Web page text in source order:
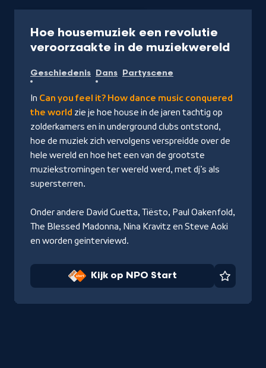
Hoe housemuziek een revolutie
veroorzaakte in de muziekwereld-
NPO
Geschiedenis Dans Partyscene
In Can you feel it? How dance music conquered
the world zie je hoe house in de jaren tachtig op
zolderkamers en in underground clubs ontstond,
hoe de muziek zich vervolgens verspreidde over de
hele wereld en hoe het een van de grootste
muziekstromingen ter wereld werd, met dj’s als
supersterren.
Onder andere David Guetta, Tiësto, Paul Oakenfold,
The Blessed Madonna, Nina Kravitz en Steve Aoki
en worden geinterviewd.
Kijk op NPO Start